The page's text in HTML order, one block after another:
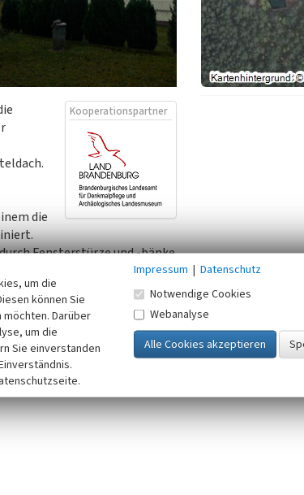
Kooperationspartner
die
Fensterstürze und -bänke
Giebelstuben hin. Auf der
liegt auf der Ostseite.
auf und endet unter dem
Vorbauten, die jedoch nicht
zusätzlicher Anbau links vom
um die
können Sie
Darüber
um die
Sie einverstanden
Impressum | Datenschutz
Notwendige Cookies
Webanalyse